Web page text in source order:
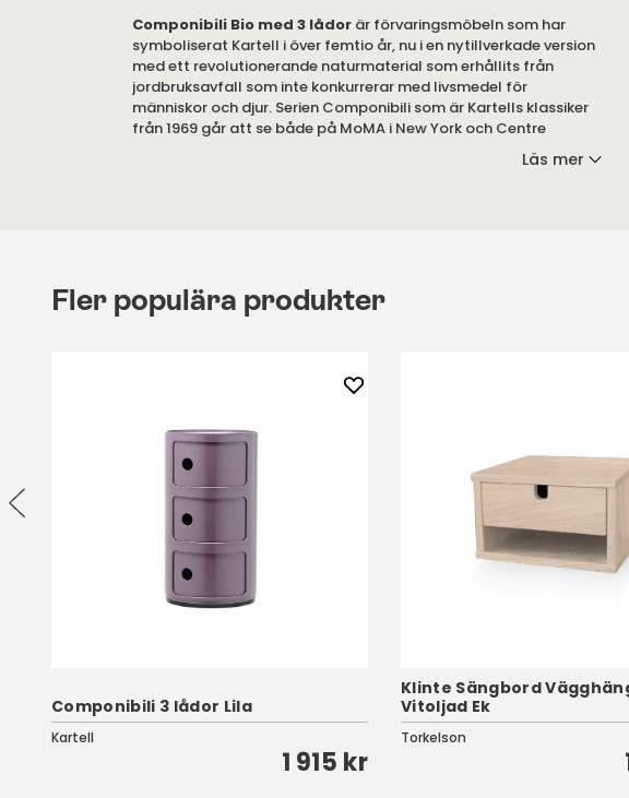
Componibili Bio med 3 lådor är förvaringsmöbeln som har
symboliserat Kartell i över femtio år, nu i en nytillverkade version
med ett revolutionerande naturmaterial som erhållits från
jordbruksavfall som inte konkurrerar med livsmedel för
människor och djur. Serien Componibili som är Kartells klassiker
från 1969 går att se både på MoMA i New York och Centre
Componibili BIO är en ny version av Kartells klassiker från 1969
som nu finns framställd i ett helt nytt material.
kan användas som föda för människor eller djur. Tack vare en
biologisk process, där avfallsmaterialet "attackeras" av
serie processer för att förfina detta material bildar denna
biomassa ett material av högsta kvalitet. Kartell är först med
att använda detta material för injektion och gjutning i form, som
annan plast. För att vara hållbart måste materialet också vara
biologiskt nedbrytbart eller ha förmåga att kasseras helt i
naturen.
Vikt 3,15 kg
Läs mer
Fler populära produkter
Componibili 3 lådor Lila
Kartell
1 915 kr
Klinte Sängbord
Vitoljad Ek
Torkelson